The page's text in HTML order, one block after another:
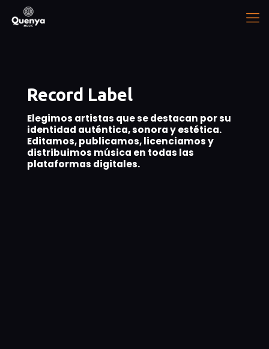
Record Label
Elegimos artistas que se destacan por su
identidad auténtica, sonora y estética.
Editamos, publicamos, licenciamos y
distribuimos música en todas las
plataformas digitales.